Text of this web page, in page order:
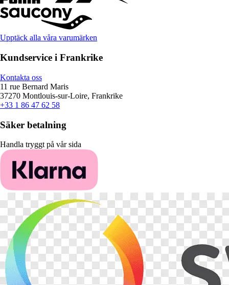
Upptäck alla våra varumärken
Kundservice i Frankrike
Kontakta oss
11 rue Bernard Maris
37270 Montlouis-sur-Loire, Frankrike
+33 1 86 47 62 58
Säker betalning
Handla tryggt på vår sida